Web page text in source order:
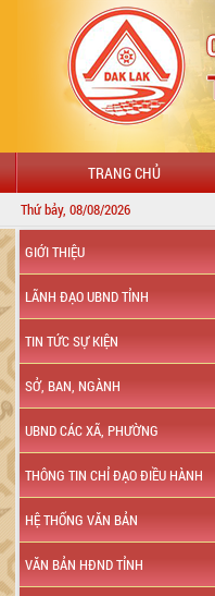
TRANG CHỦ
Thứ bảy, 08/08/2026
GIỚI THIỆU
LÃNH ĐẠO UBND TỈNH
TIN TỨC SỰ KIỆN
SỞ, BAN, NGÀNH
UBND CÁC XÃ, PHƯỜNG
THÔNG TIN CHỈ ĐẠO ĐIỀU HÀNH
HỆ THỐNG VĂN BẢN
VĂN BẢN HĐND TỈNH